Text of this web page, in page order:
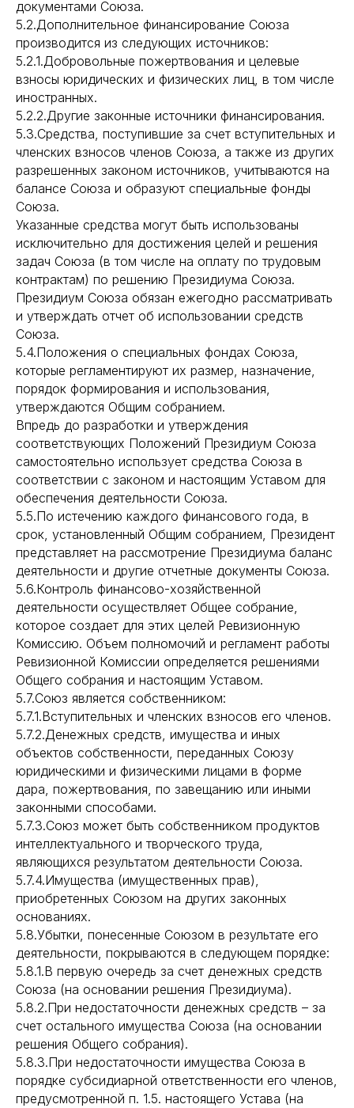
документами Союза.
5.2.Дополнительное финансирование Союза
производится из следующих источников:
5.2.1.Добровольные пожертвования и целевые
взносы юридических и физических лиц, в том числе
иностранных.
5.2.2.Другие законные источники финансирования.
5.3.Средства, поступившие за счет вступительных и
членских взносов членов Союза, а также из других
разрешенных законом источников, учитываются на
балансе Союза и образуют специальные фонды
Союза.
Указанные средства могут быть использованы
исключительно для достижения целей и решения
задач Союза (в том числе на оплату по трудовым
контрактам) по решению Президиума Союза.
Президиум Союза обязан ежегодно рассматривать
и утверждать отчет об использовании средств
Союза.
5.4.Положения о специальных фондах Союза,
которые регламентируют их размер, назначение,
порядок формирования и использования,
утверждаются Общим собранием.
Впредь до разработки и утверждения
соответствующих Положений Президиум Союза
самостоятельно использует средства Союза в
соответствии с законом и настоящим Уставом для
обеспечения деятельности Союза.
5.5.По истечению каждого финансового года, в
срок, установленный Общим собранием, Президент
представляет на рассмотрение Президиума баланс
деятельности и другие отчетные документы Союза.
5.6.Контроль финансово-хозяйственной
деятельности осуществляет Общее собрание,
которое создает для этих целей Ревизионную
Комиссию. Объем полномочий и регламент работы
Ревизионной Комиссии определяется решениями
Общего собрания и настоящим Уставом.
5.7.Союз является собственником:
5.7.1.Вступительных и членских взносов его членов.
5.7.2.Денежных средств, имущества и иных
объектов собственности, переданных Союзу
юридическими и физическими лицами в форме
дара, пожертвования, по завещанию или иными
законными способами.
5.7.3.Союз может быть собственником продуктов
интеллектуального и творческого труда,
являющихся результатом деятельности Союза.
5.7.4.Имущества (имущественных прав),
приобретенных Союзом на других законных
основаниях.
5.8.Убытки, понесенные Союзом в результате его
деятельности, покрываются в следующем порядке:
5.8.1.В первую очередь за счет денежных средств
Союза (на основании решения Президиума).
5.8.2.При недостаточности денежных средств – за
счет остального имущества Союза (на основании
решения Общего собрания).
5.8.3.При недостаточности имущества Союза в
порядке субсидиарной ответственности его членов,
предусмотренной п. 1.5. настоящего Устава (на